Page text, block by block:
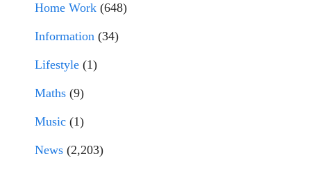
Home Work (648)
Information (34)
Lifestyle (1)
Maths (9)
Music (1)
News (2,203)